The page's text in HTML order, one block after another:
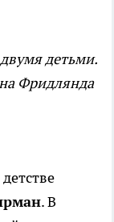
детьми.
Фридлянда
. В